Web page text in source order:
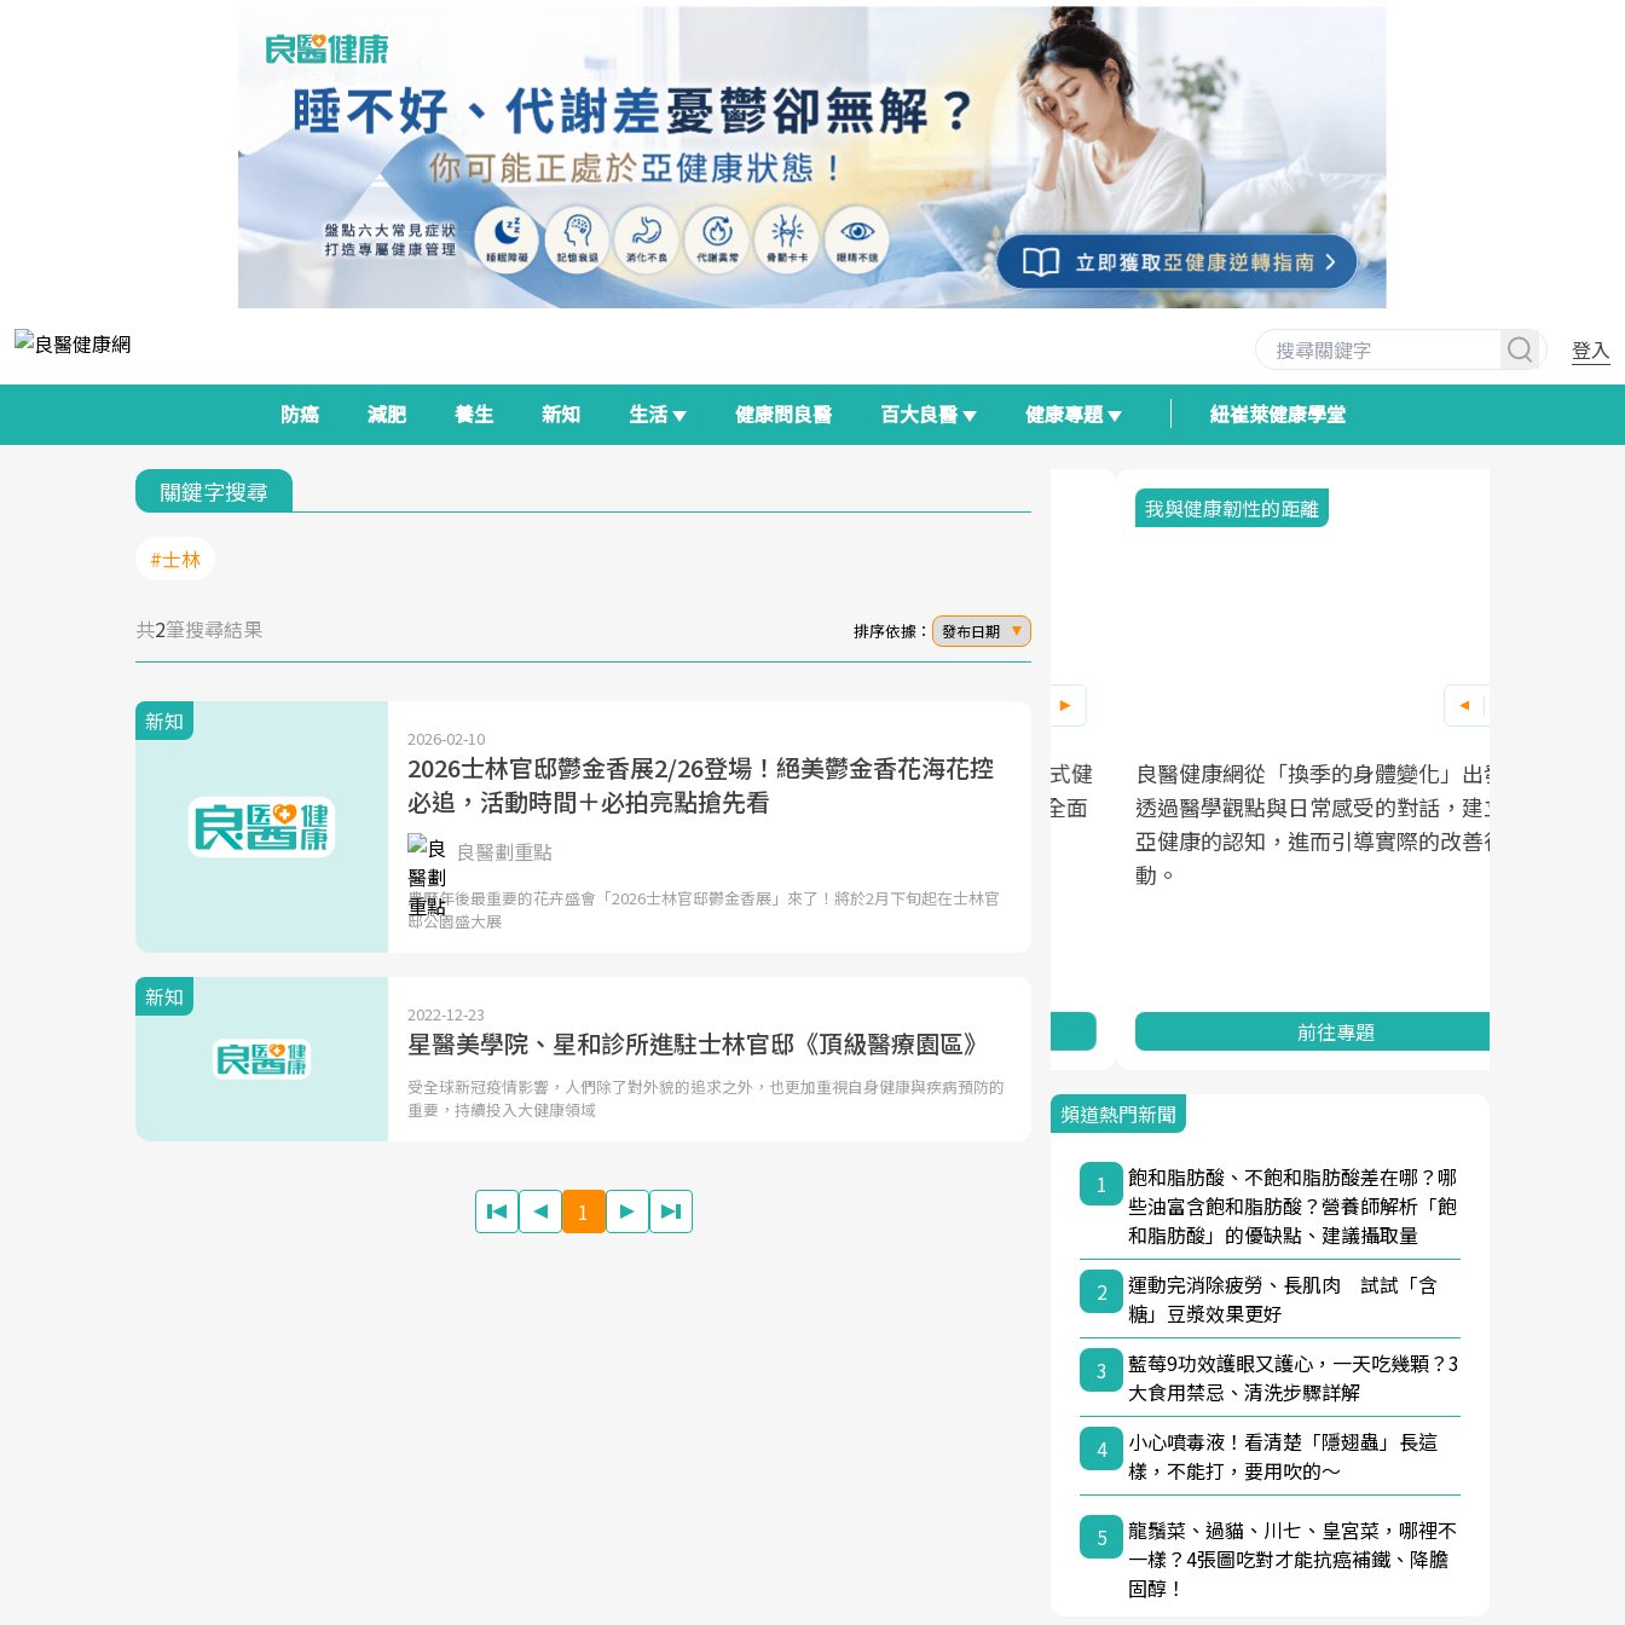
登入
防癌 減肥 養生 新知 生活 健康問良醫 百大良醫 健康專題 紐崔萊健康學堂
關鍵字搜尋
#士林
共2筆搜尋結果 排序依據： 發布日期
新知
2026-02-10
2026士林官邸鬱金香展2/26登場！絕美鬱金香花海花控
必追，活動時間＋必拍亮點搶先看
良醫劃重點
農曆年後最重要的花卉盛會「2026士林官邸鬱金香展」來了！將於2月下旬起在士林官
邸公園盛大展
新知
2022-12-23
星醫美學院、星和診所進駐士林官邸《頂級醫療園區》
受全球新冠疫情影響，人們除了對外貌的追求之外，也更加重視自身健康與疾病預防的
重要，持續投入大健康領域
1
面對超高齡社會的浪潮，台灣正在快速邁
向「健康照護」的新時代。隨著國家政策
心議題。然而，健檢不只是醫療院所的服
前往專題
良醫生活祭
2025年，就到良醫生活祭體驗「一站式健
康新生活」，從講座、體驗到運動，全面
前往專題
我與健康韌性的距離
良醫健康網從「換季的身體變化」出發，
透過醫學觀點與日常感受的對話，建立對
亞健康的認知，進而引導實際的改善行
前往專題
頻道熱門新聞
1
飽和脂肪酸、不飽和脂肪酸差在哪？哪
些油富含飽和脂肪酸？營養師解析「飽
和脂肪酸」的優缺點、建議攝取量
2
運動完消除疲勞、長肌肉 試試「含
糖」豆漿效果更好
3
藍莓9功效護眼又護心，一天吃幾顆？3
大食用禁忌、清洗步驟詳解
4
小心噴毒液！看清楚「隱翅蟲」長這
樣，不能打，要用吹的～
5
龍鬚菜、過貓、川七、皇宮菜，哪裡不
一樣？4張圖吃對才能抗癌補鐵、降膽
固醇！